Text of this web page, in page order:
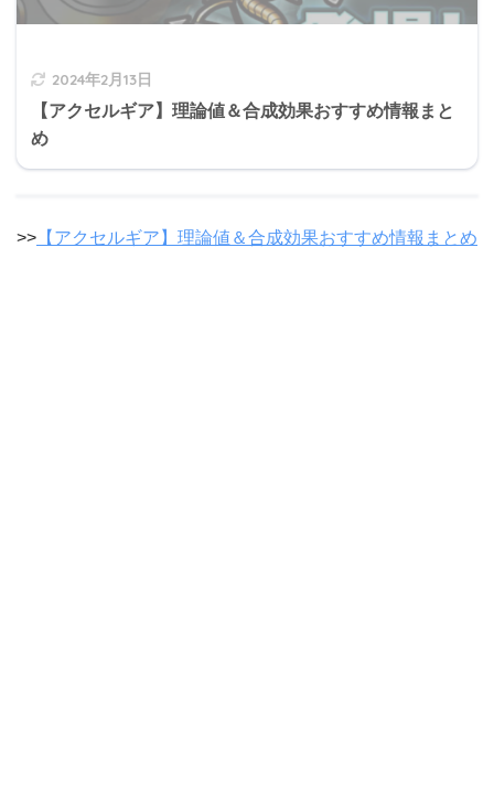
2024年2月13日
【アクセルギア】理論値＆合成効果おすすめ情報まと
め
>> 【アクセルギア】理論値＆合成効果おすすめ情報まとめ